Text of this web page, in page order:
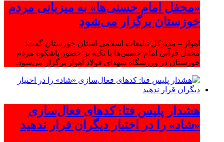
«محفل امام حسنی‌ها» به میزبانی مردم
خوزستان برگزار می‌شود
اهواز – مدیرکل تبلیغات اسلامی استان خوزستان گفت:
محفل قرآنی امام حسنی‌ها با تکیه بر حضور باشکوه مردم
خوزستان در ورزشگاه شهدای فولاد اهواز برگزار می‌شود.
هشدار پلیس فتا: کدهای فعال‌سازی
«شاد» را در اختیار دیگران قرار ندهید